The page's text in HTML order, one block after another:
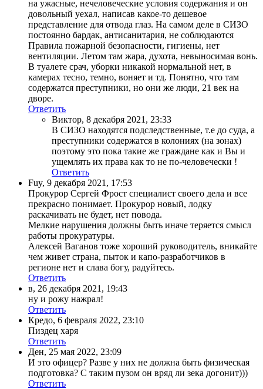
на ужасные, нечеловеческие условия содержания и он
довольный уехал, написав какое-то дешевое
представление для отвода глаз. На самом деле в СИЗО
постоянно бардак, антисанитария, не соблюдаются
Правила пожарной безопасности, гигиены, нет
вентиляции. Летом там жара, духота, невыносимая вонь.
В туалете срач, уборки никакой нормальной нет, в
камерах тесно, темно, воняет и тд. Понятно, что там
содержатся преступники, но они же люди, 21 век на
дворе.
Ответить
Виктор, 8 декабря 2021, 23:33
В СИЗО находятся подследственные, т.е до суда, а
преступники содержатся в колониях (на зонах)
поэтому это пока такие же граждане как и Вы и
ущемлять их права как то не по-человечески !
Ответить
Fuy, 9 декабря 2021, 17:53
Прокурор Сергей Фрост специалист своего дела и все
прекрасно понимает. Прокурор новый, лодку
раскачивать не будет, нет повода.
Мелкие нарушения должны быть иначе теряется смысл
работы прокуратуры.
Алексей Ваганов тоже хороший руководитель, вникайте
чем живет страна, пыток и капо-разработчиков в
регионе нет и слава богу, радуйтесь.
Ответить
в, 26 декабря 2021, 19:43
ну и рожу нажрал!
Ответить
Кредо, 6 февраля 2022, 23:10
Пиздец харя
Ответить
Ден, 25 мая 2022, 23:09
И это офицер? Разве у них не должна быть физическая
подготовка? С таким пузом он вряд ли зека догонит)))
Ответить